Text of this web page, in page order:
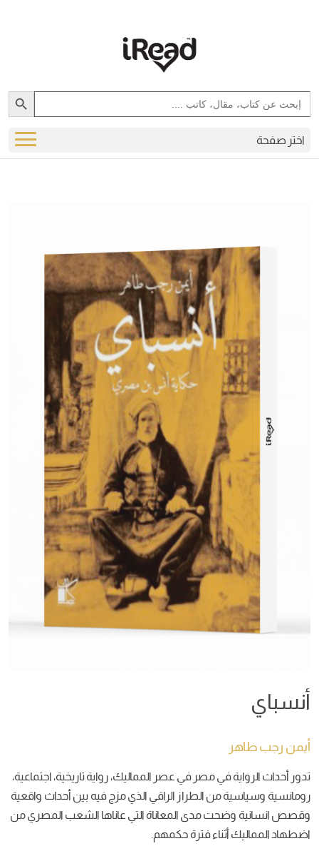
Search
for:
Search Button
اختر صفحة
أنسباي
أيمن رجب طاهر
تدور أحداث الرواية في مصر في عصر المماليك، رواية تاريخية، اجتماعية،
رومانسية وسياسية من الطراز الراقي الذي مزج فيه بين أحداث واقعية
وقصص انسانية وضحت مدى المعاناة التي عاناها الشعب المصري من
اضطهاد المماليك أثناء فترة حكمهم.